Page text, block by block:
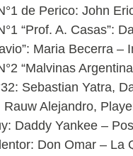
de Perico: John
“Prof. A. Casas”:
Maria Becerra –
“Malvinas
Sebastian Yatra,
Rauw Alejandro,
Daddy Yankee –
Don Omar – La